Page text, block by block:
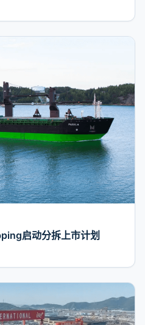
启动分拆上市计划